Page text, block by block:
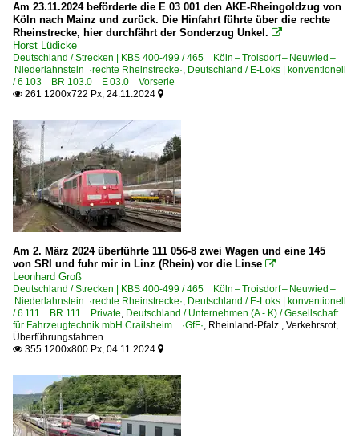
6 189 BR 189 ·ES 64 F4· Private
6 189 BR 189 ·ES 64 F4· Werbeloks
6 193 ¦ 7 193 BR 193 ·Vectron AC/MS· 'X4 E' Private
6 193 BR 193 ·Vectron AC/MS·
E-Loks | konventionell
0010 Re 4/4 I ex SBB
1042 BR 1042 ex ÖBB
1142 BR 1142 ex ÖBB
6 103 BR 103.0 E 03.0 Vorserie
6 110 BR 110.1 E 10 'Kasten'
6 110 BR 110.3 E 10 'Bügelfalte'
6 111 BR 111
6 111 BR 111 Private
6 115 BR 115 DB Fernverkehr
6 139 BR 139 E 40.11
6 139 BR 139 E 40.11 Private
6 140 BR 140 E 40
Am 23.11.2024 beförderte die E 03 001 den AKE-Rheingoldzug von
Köln nach Mainz und zurück. Die Hinfahrt führte über die rechte
Rheinstrecke, hier durchfährt der Sonderzug Unkel. 
Horst Lüdicke
Deutschland / Strecken | KBS 400-499 / 465 Köln – Troisdorf – Neuwied –
Niederlahnstein ·rechte Rheinstrecke·, Deutschland / E-Loks | konventionell
/ 6 103 BR 103.0 E 03.0 Vorserie
 261 1200x722 Px, 24.11.2024 
Am 2. März 2024 überführte 111 056-8 zwei Wagen und eine 145
von SRI und fuhr mir in Linz (Rhein) vor die Linse 
Leonhard Groß
Deutschland / Strecken | KBS 400-499 / 465 Köln – Troisdorf – Neuwied –
Niederlahnstein ·rechte Rheinstrecke·, Deutschland / E-Loks | konventionell
/ 6 111 BR 111 Private, Deutschland / Unternehmen (A - K) / Gesellschaft
für Fahrzeugtechnik mbH Crailsheim ·GfF·, Rheinland-Pfalz , Verkehrsrot,
Überführungsfahrten
 355 1200x800 Px, 04.11.2024 